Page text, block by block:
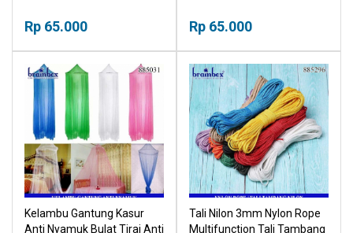
Rp 65.000 Rp 65.000
Kelambu Gantung Kasur
Anti Nyamuk Bulat Tirai Anti
Tali Nilon 3mm Nylon Rope
Multifunction Tali Tambang